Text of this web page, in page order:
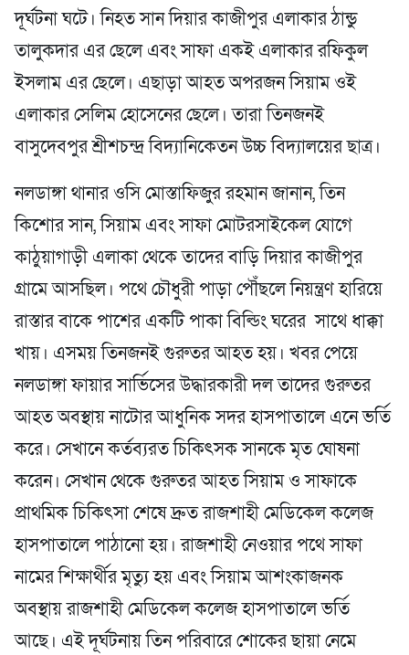
দূর্ঘটনা ঘটে। নিহত সান দিয়ার কাজীপুর এলাকার ঠান্ডু
তালুকদার এর ছেলে এবং সাফা একই এলাকার রফিকুল
ইসলাম এর ছেলে। এছাড়া আহত অপরজন সিয়াম ওই
এলাকার সেলিম হোসেনের ছেলে। তারা তিনজনই
বাসুদেবপুর শ্রীশচন্দ্র বিদ্যানিকেতন উচ্চ বিদ্যালয়ের ছাত্র।
নলডাঙ্গা থানার ওসি মোস্তাফিজুর রহমান জানান, তিন
কিশোর সান, সিয়াম এবং সাফা মোটরসাইকেল যোগে
কাঠুয়াগাড়ী এলাকা থেকে তাদের বাড়ি দিয়ার কাজীপুর
গ্রামে আসছিল। পথে চৌধুরী পাড়া পৌঁছলে নিয়ন্ত্রণ হারিয়ে
রাস্তার বাকে পাশের একটি পাকা বিল্ডিং ঘরের সাথে ধাক্কা
খায়। এসময় তিনজনই গুরুতর আহত হয়। খবর পেয়ে
নলডাঙ্গা ফায়ার সার্ভিসের উদ্ধারকারী দল তাদের গুরুতর
আহত অবস্থায় নাটোর আধুনিক সদর হাসপাতালে এনে ভর্তি
করে। সেখানে কর্তব্যরত চিকিৎসক সানকে মৃত ঘোষনা
করেন। সেখান থেকে গুরুতর আহত সিয়াম ও সাফাকে
প্রাথমিক চিকিৎসা শেষে দ্রুত রাজশাহী মেডিকেল কলেজ
হাসপাতালে পাঠানো হয়। রাজশাহী নেওয়ার পথে সাফা
নামের শিক্ষার্থীর মৃত্যু হয় এবং সিয়াম আশংকাজনক
অবস্থায় রাজশাহী মেডিকেল কলেজ হাসপাতালে ভর্তি
আছে। এই দূর্ঘটনায় তিন পরিবারে শোকের ছায়া নেমে